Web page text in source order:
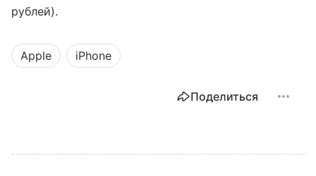
рублей).
Apple iPhone
Поделиться